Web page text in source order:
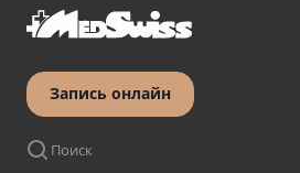
Запись онлайн
Поиск